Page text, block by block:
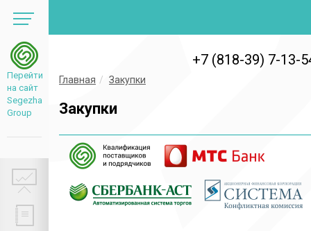
Перейти
на сайт
Segezha
Group
+7 (818-39) 7-13-
Главная Закупки
Закупки